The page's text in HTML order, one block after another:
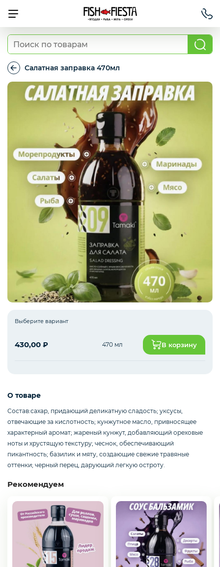
Свежие ягоды и фрукты
Хит продаж
Охлажденная рыба
Березовские полуфабрикаты
Рыба красная с/м
Рыба белая с/м
Северная рыба
Слабосоленая рыба
Панировка
Полуфабрикаты
Креветки
Салатная заправка 470мл
Салатная
заправка
Выберите вариант
430,00 ₽ 470 мл В корзину
О товаре
Состав:сахар, придающий деликатную сладость; уксусы,
отвечающие за кислотность; кунжутное масло, привносящее
характерный аромат; жареный кунжут, добавляющий ореховые
ноты и хрустящую текстуру; чеснок, обеспечивающий
пикантность; базилик и мяту, создающие свежие травяные
оттенки; черный перец, дарующий легкую остроту.
Рекомендуем